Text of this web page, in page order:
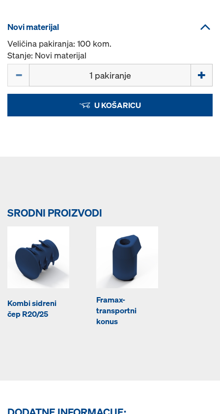
Novi materijal
Veličina pakiranja: 100 kom.
Stanje: Novi materijal
U KOŠARICU
SRODNI PROIZVODI
Kombi sidreni
čep R20/25
Framax-
transportni
konus